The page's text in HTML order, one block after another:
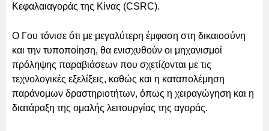
Κεφαλαιαγοράς της Κίνας (CSRC).
Ο Γου τόνισε ότι με μεγαλύτερη έμφαση στη δικαιοσύνη
και την τυποποίηση, θα ενισχυθούν οι μηχανισμοί
πρόληψης παραβιάσεων που σχετίζονται με τις
τεχνολογικές εξελίξεις, καθώς και η καταπολέμηση
παράνομων δραστηριοτήτων, όπως η χειραγώγηση και η
διατάραξη της ομαλής λειτουργίας της αγοράς.